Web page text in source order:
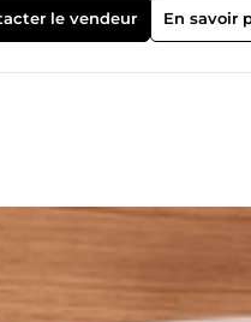
le vendeur En savoir